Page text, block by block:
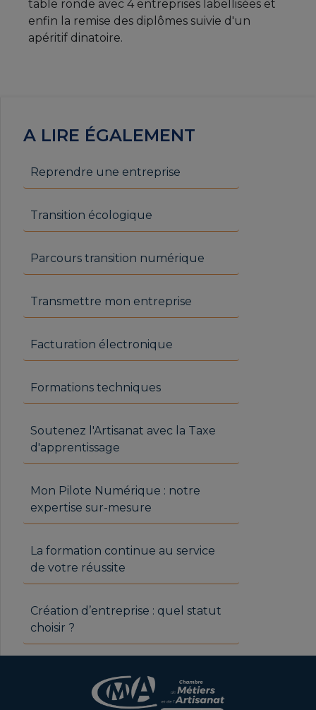
table ronde avec 4 entreprises labellisées et
enfin la remise des diplômes suivie d'un
apéritif dinatoire.
A LIRE ÉGALEMENT
Reprendre une entreprise
Transition écologique
Parcours transition numérique
Transmettre mon entreprise
Facturation électronique
Formations techniques
Soutenez l'Artisanat avec la Taxe
d'apprentissage
Mon Pilote Numérique : notre
expertise sur-mesure
La formation continue au service
de votre réussite
Création d’entreprise : quel statut
choisir ?